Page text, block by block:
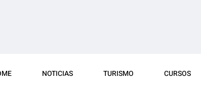
NOTICIAS TURISMO CURSOS